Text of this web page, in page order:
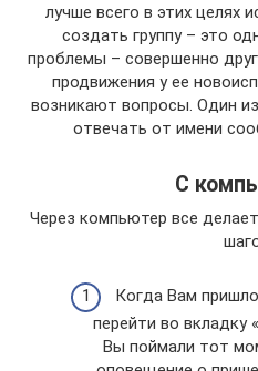
лучше всего в этих целях
создать группу – это
проблемы – совершенно
продвижения у ее
возникают вопросы. Один
отвечать от имени
С
Через компьютер все
Когда Вам
перейти во вкладку
Вы поймали тот